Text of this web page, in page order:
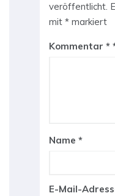
veröffentlicht.
mit * markiert
Kommentar *
Name *
E-Mail-